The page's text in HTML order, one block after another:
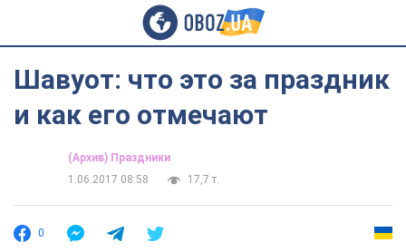
Шавуот: что это за праздник
и как его отмечают
(Архив) Праздники
1.06.2017 08:58
17,7 т.
0